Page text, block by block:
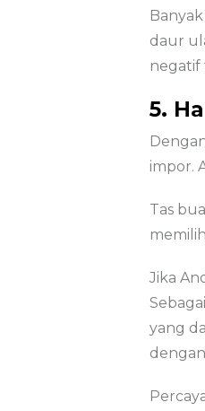
daur
negatif
5.
impor.
Tas
Jika
yang